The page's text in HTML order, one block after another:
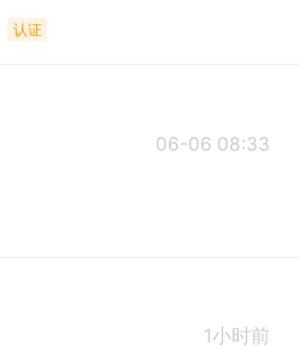
认证
06-06 08:33
1小时前